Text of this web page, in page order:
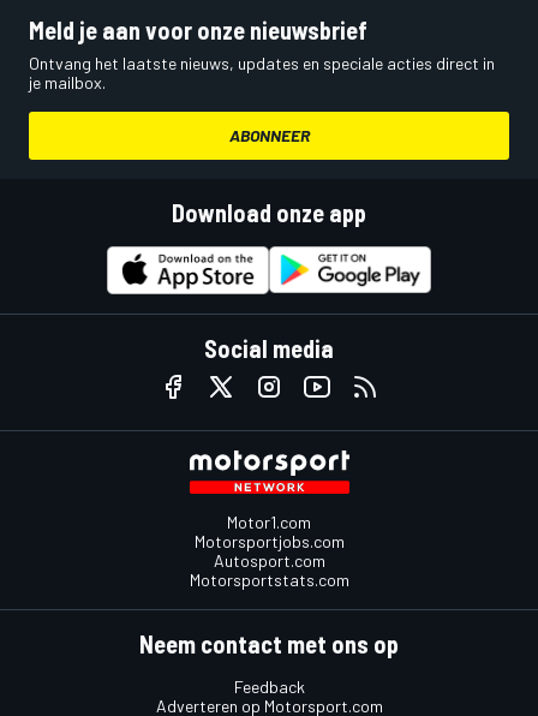
Meld je aan voor onze nieuwsbrief
Ontvang het laatste nieuws, updates en speciale acties direct in
je mailbox.
ABONNEER
Download onze app
Social media
Motor1.com
Motorsportjobs.com
Autosport.com
Motorsportstats.com
Neem contact met ons op
Feedback
Adverteren op Motorsport.com